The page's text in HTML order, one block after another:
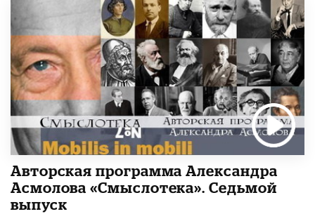
Авторская программа Александра
Асмолова «Смыслотека». Седьмой
выпуск